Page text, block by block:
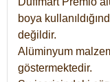
boya
değildir.
Alüminyum
göstermektedir.